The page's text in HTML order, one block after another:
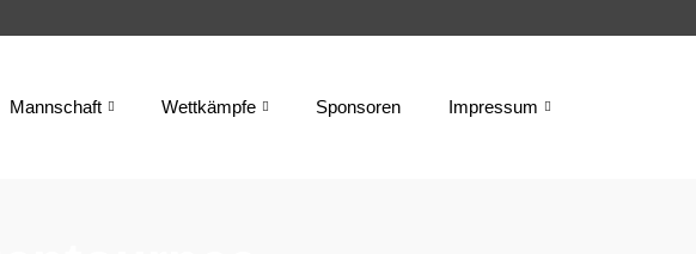
Mannschaft Wettkämpfe Sponsoren Impressum